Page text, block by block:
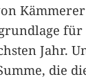
für
Jahr.
die